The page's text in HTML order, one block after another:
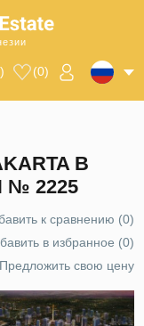
) (0)
В
2225
к сравнению (0)
в избранное (0)
Предложить свою цену